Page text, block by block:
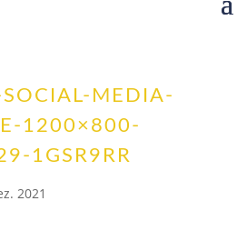
MEDIA-
1200×800-
1GSR9RR
2021